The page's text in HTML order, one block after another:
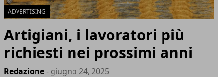
ADVERTISING
Artigiani, i lavoratori più
richiesti nei prossimi anni
Redazione- giugno 24, 2025